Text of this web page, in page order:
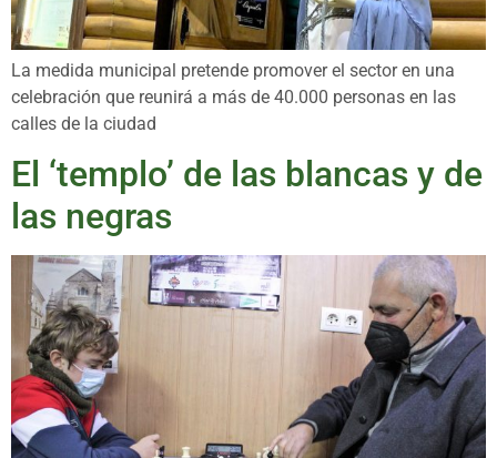
La medida municipal pretende promover el sector en una
celebración que reunirá a más de 40.000 personas en las
calles de la ciudad
El ‘templo’ de las blancas y de
las negras